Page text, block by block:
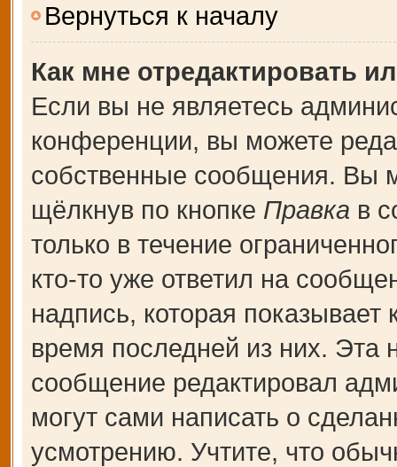
Вернуться к началу
Как мне отредактировать
Если вы не являетесь
конференции, вы можете
собственные сообщения. Вы
щёлкнув по кнопке Правка в
только в течение
кто-то уже ответил на
надпись, которая показывает
время последней из них. Эта
сообщение редактировал
могут сами написать о
усмотрению. Учтите, что